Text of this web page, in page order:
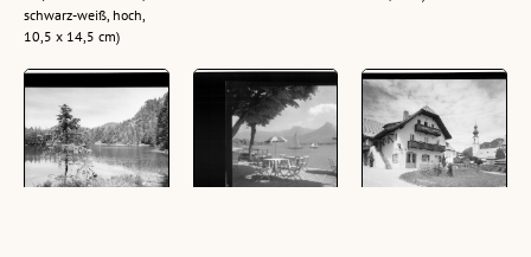
schwarz-weiß, hoch,
10,5 x 14,5 cm)